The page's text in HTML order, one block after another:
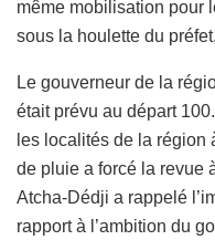
même mobilisation pour
sous la houlette du préfet,
Le gouverneur de la
était prévu au départ
les localités de la région
de pluie a forcé la revue
Atcha-Dédji a rappelé
rapport à l’ambition du